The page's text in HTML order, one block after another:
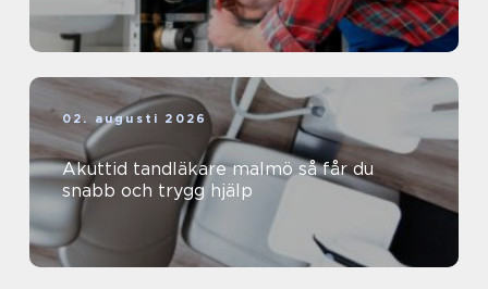
02. augusti 2026
Akuttid tandläkare malmö så får du
snabb och trygg hjälp